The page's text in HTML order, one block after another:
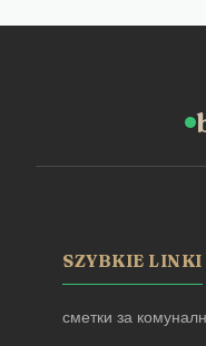
SZYBKIE LINKI
сметки за